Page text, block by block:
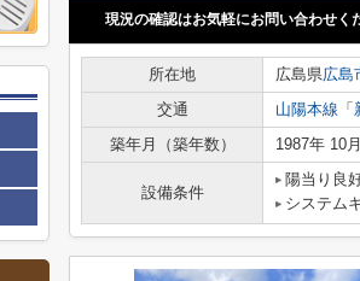
現況の確認はお気軽にお問い合わせく
所在地 広島県広島
交通
山陽本線 「
築年月（築年数）
1987年 10
設備条件
陽当り良
システム